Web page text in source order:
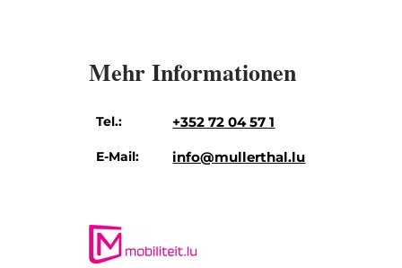
Mehr Informationen
Tel.: +352 72 04 57 1
E-Mail: info@mullerthal.lu